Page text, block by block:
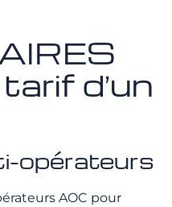
d’un
opérateurs
AOC pour